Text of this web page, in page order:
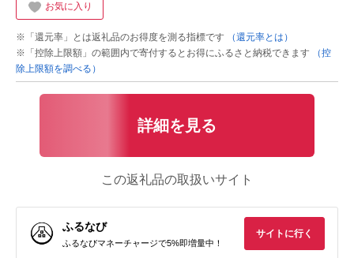
お気に入り
※「還元率」とは返礼品のお得度を測る指標です
（還元率とは）
※「控除上限額」の範囲内で寄付するとお得にふるさと納税できます
（控
除上限額を調べる）
詳細を見る
この返礼品の取扱いサイト
ふるなび
ふるなびマネーチャージで5%即増量中！
サイトに行く